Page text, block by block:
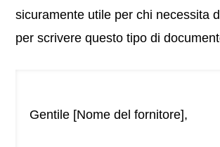
sicuramente utile per chi necessita
per scrivere questo tipo di
Gentile [Nome del fornitore],